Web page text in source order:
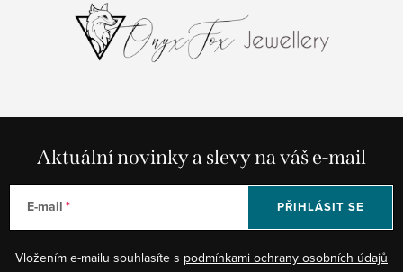
Aktuální novinky a slevy na váš e-mail
E-mail
Vložením e-mailu souhlasíte s podmínkami ochrany osobních údajů
PŘIHLÁSIT SE